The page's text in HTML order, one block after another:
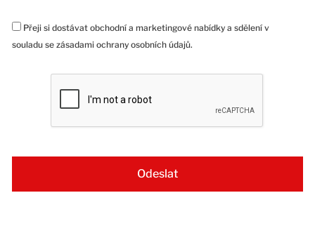
Přeji si dostávat obchodní a marketingové nabídky a sdělení v
souladu se zásadami ochrany osobních údajů.